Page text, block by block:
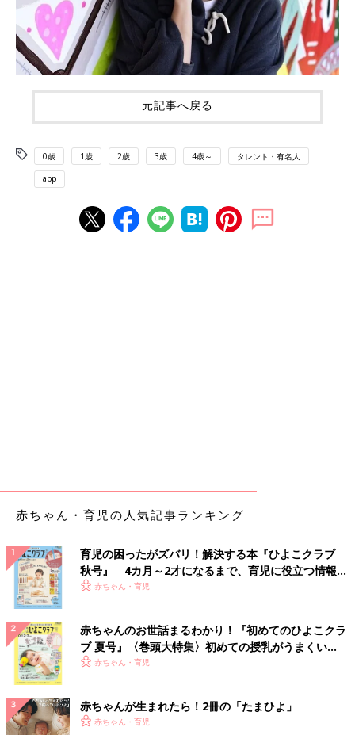
元記事へ戻る
0歳 1歳 2歳 3歳 4歳～ タレント・有名人
app
赤ちゃん・育児の人気記事ランキング
育児の困ったがズバリ！解決する本『ひよこクラブ
秋号』 4カ月～2才になるまで、育児に役立つ情報が
いっぱい！
赤ちゃん・育児
赤ちゃんのお世話まるわかり！『初めてのひよこクラ
ブ 夏号』〈巻頭大特集〉初めての授乳がうまくい
く！ おっぱい・ミルクの基本と夏のトラブル 解決テ
赤ちゃん・育児
赤ちゃんが生まれたら！2冊の「たまひよ」
赤ちゃん・育児